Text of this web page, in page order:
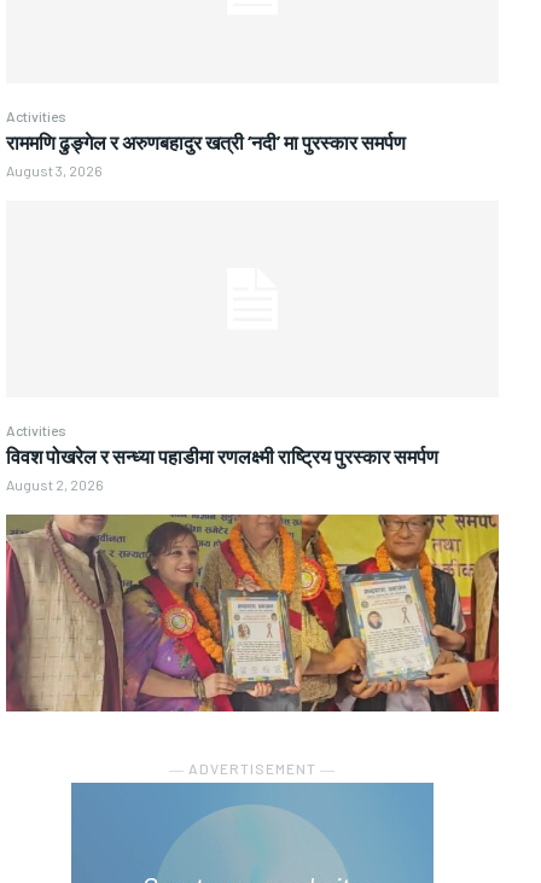
Activities
राममणि ढुङ्गेल र अरुणबहादुर खत्री ‘नदी’ मा पुरस्कार समर्पण
August 3, 2026
Activities
विवश पोखरेल र सन्ध्या पहाडीमा रणलक्ष्मी राष्ट्रिय पुरस्कार समर्पण
August 2, 2026
― ADVERTISEMENT ―